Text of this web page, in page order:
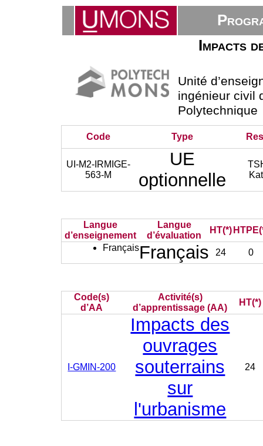
Impacts
Unité
ingénieur civil
Polytechnique
Code Type
UI-M2-IRMIGE-
563-M
UE
optionnelle
Langue
d’enseignement
Langue
d’évaluation
HT(*)
FrançaisFrançais 24 0
Code(s)
d’AA
Activité(s)
d’apprentissage (AA)
HT(*)
I-GMIN-200
Impacts des
ouvrages
souterrains
sur
l'urbanisme
24